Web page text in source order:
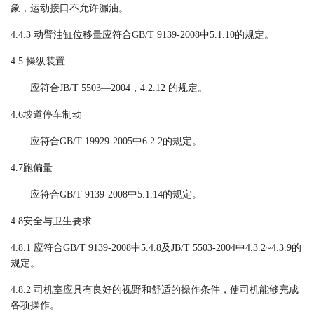
象，运动接口不允许漏油。
4.4.3 动臂油缸位移量应符合GB/T 9139-2008中5.1.10的规定。
4.5 操纵装置
应符合JB/T 5503—2004 ， 4.2.12 的规定。
4.6坡道停车制动
应符合GB/T 19929-2005中6.2.2的规定。
4.7跑偏量
应符合GB/T 9139-2008中5.1.14的规定。
4.8安全与卫生要求
4.8.1 应符合GB/T 9139-2008中5.4.8及JB/T 5503-2004中4.3.2~4.3.9的
规定。
4.8.2 司机室应具有良好的视野和舒适的操作条件，使司机能够完成
各项操作。